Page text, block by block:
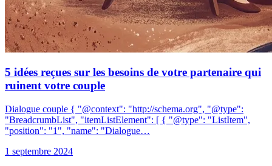
5 idées reçues sur les besoins de votre partenaire qui
ruinent votre couple
Dialogue couple { "@context": "http://schema.org", "@type":
"BreadcrumbList", "itemListElement": [ { "@type": "ListItem",
"position": "1", "name": "Dialogue…
1 septembre 2024